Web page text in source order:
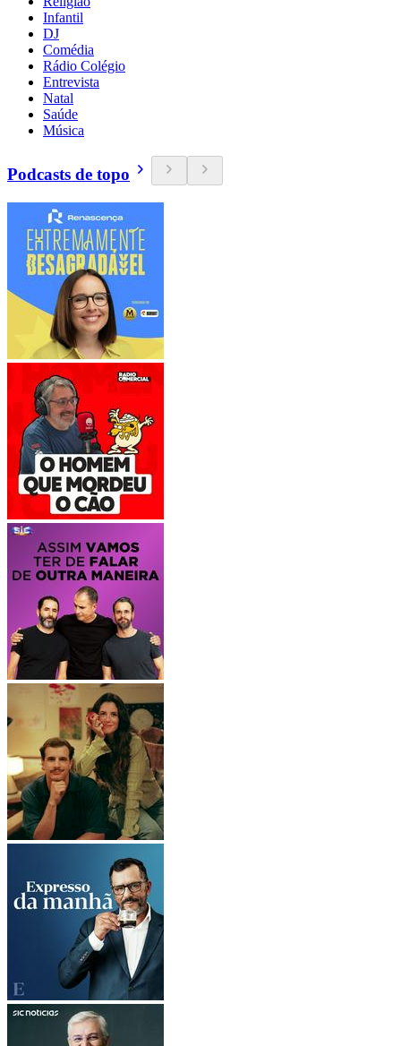
Infantil
DJ
Comédia
Rádio Colégio
Entrevista
Natal
Saúde
Música
Podcasts de topo